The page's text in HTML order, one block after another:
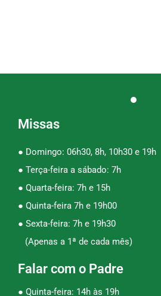
Missas
● Domingo: 06h30, 8h, 10h30 e 19h
● Terça-feira a sábado: 7h
● Quarta-feira: 7h e 15h
● Quinta-feira 7h e 19h00
● Sexta-feira: 7h e 19h30
(Apenas a 1ª de cada mês)
Falar com o Padre
● Quinta-feira: 14h às 19h